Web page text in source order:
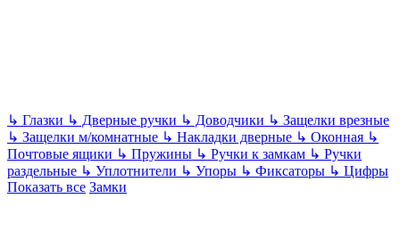
↳ Глазки ↳ Дверные ручки ↳ Доводчики ↳ Защелки врезные
↳ Защелки м/комнатные ↳ Накладки дверные ↳ Оконная ↳
Почтовые ящики ↳ Пружины ↳ Ручки к замкам ↳ Ручки
раздельные ↳ Уплотнители ↳ Упоры ↳ Фиксаторы ↳ Цифры
Показать все Замки